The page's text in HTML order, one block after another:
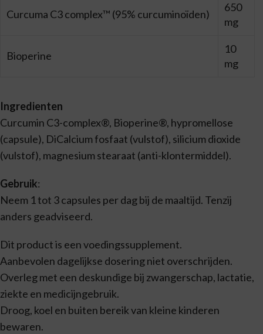
Curcuma C3 complex™ (95% curcuminoïden)
650
mg
Bioperine
10
mg
Ingredienten
Curcumin C3-complex®, Bioperine®, hypromellose
(capsule), DiCalcium fosfaat (vulstof), silicium dioxide
(vulstof), magnesium stearaat (anti-klontermiddel).
Gebruik:
Neem 1 tot 3 capsules per dag bij de maaltijd. Tenzij
anders geadviseerd.
Dit product is een voedingssupplement.
Aanbevolen dagelijkse dosering niet overschrijden.
Overleg met een deskundige bij zwangerschap, lactatie,
ziekte en medicijngebruik.
Droog, koel en buiten bereik van kleine kinderen
bewaren.